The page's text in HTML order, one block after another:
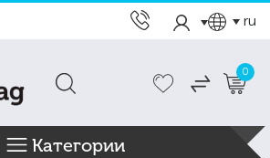
ru
0
Категории